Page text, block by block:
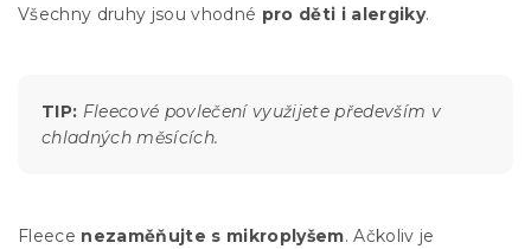
Všechny druhy jsou vhodné pro děti i alergiky.
TIP: Fleecové povlečení využijete především v
chladných měsících.
Fleece nezaměňujte s mikroplyšem. Ačkoliv je